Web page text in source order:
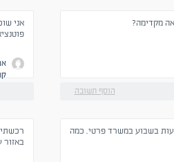
מקדימה?
הוסף תשובה
אני
עילה
עובדת 4 פעמים בשבוע ס"כ 30.50 שעות בשבוע במשרד פרטי. כמה
רכשתי
באזור